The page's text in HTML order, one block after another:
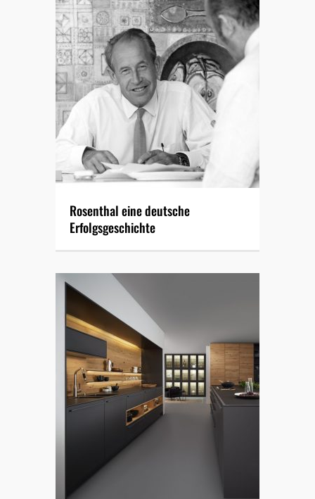
Rosenthal eine deutsche
Erfolgsgeschichte